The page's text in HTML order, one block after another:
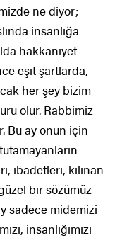
ne diyor;
insanlığa
hakkaniyet
eşit şartlarda,
her şey bizim
olur. Rabbimiz
Bu ay onun için
ibadetleri, kılınan
bir sözümüz
sadece midemizi
insanlığımızı